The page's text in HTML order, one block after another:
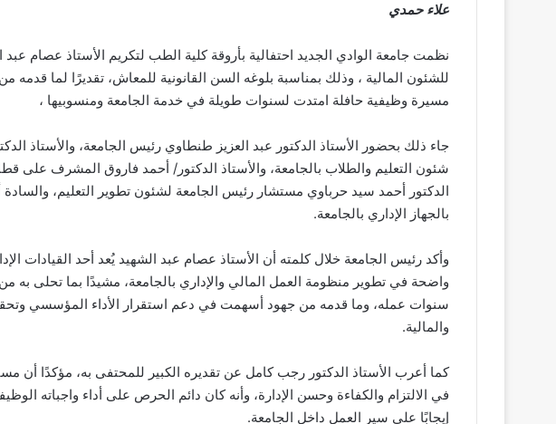
علاء حمدي
نظمت جامعة الوادي الجديد احتفالية بأروقة كلية الطب لتكريم الأستاذ عصام
للشئون المالية ، وذلك بمناسبة بلوغه السن القانونية للمعاش، تقديرًا لما
مسيرة وظيفية حافلة امتدت لسنوات طويلة في خدمة الجامعة ومنسوبيها ،
جاء ذلك بحضور الأستاذ الدكتور عبد العزيز طنطاوي رئيس الجامعة، والأستاذ
شئون التعليم والطلاب بالجامعة، والأستاذ الدكتور/ أحمد فاروق المشرف على
الدكتور أحمد سيد حرباوي مستشار رئيس الجامعة لشئون تطوير التعليم، والسادة
بالجهاز الإداري بالجامعة.
وأكد رئيس الجامعة خلال كلمته أن الأستاذ عصام عبد الشهيد يُعد أحد القيادات
واضحة في تطوير منظومة العمل المالي والإداري بالجامعة، مشيدًا بما تحلى به
سنوات عمله، وما قدمه من جهود أسهمت في دعم استقرار الأداء المؤسسي وتحقيق
والمالية.
كما أعرب الأستاذ الدكتور رجب كامل عن تقديره الكبير للمحتفى به، مؤكدًا أن
في الالتزام والكفاءة وحسن الإدارة، وأنه كان دائم الحرص على أداء واجباته
إيجابًا على سير العمل داخل الجامعة.